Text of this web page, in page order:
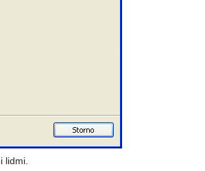
lidmi.